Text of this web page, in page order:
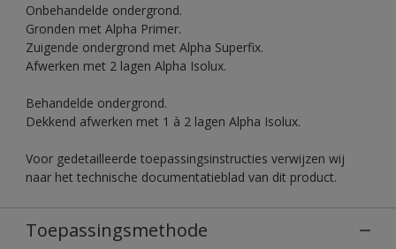
Onbehandelde ondergrond.
Gronden met Alpha Primer.
Zuigende ondergrond met Alpha Superfix.
Afwerken met 2 lagen Alpha Isolux.
Behandelde ondergrond.
Dekkend afwerken met 1 à 2 lagen Alpha Isolux.
Voor gedetailleerde toepassingsinstructies verwijzen wij
naar het technische documentatieblad van dit product.
Toepassingsmethode